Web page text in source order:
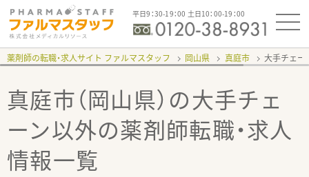
平日9：30-19：00 土日10：00-19：00
薬剤師の転職・求人サイト ファルマスタッフ 岡山県 真庭市 大手チェー
真庭市（岡山県）の大手チェ
ーン以外の薬剤師転職・求人
情報一覧